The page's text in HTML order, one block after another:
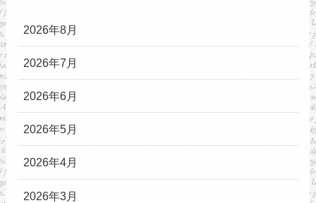
2026年8月
2026年7月
2026年6月
2026年5月
2026年4月
2026年3月